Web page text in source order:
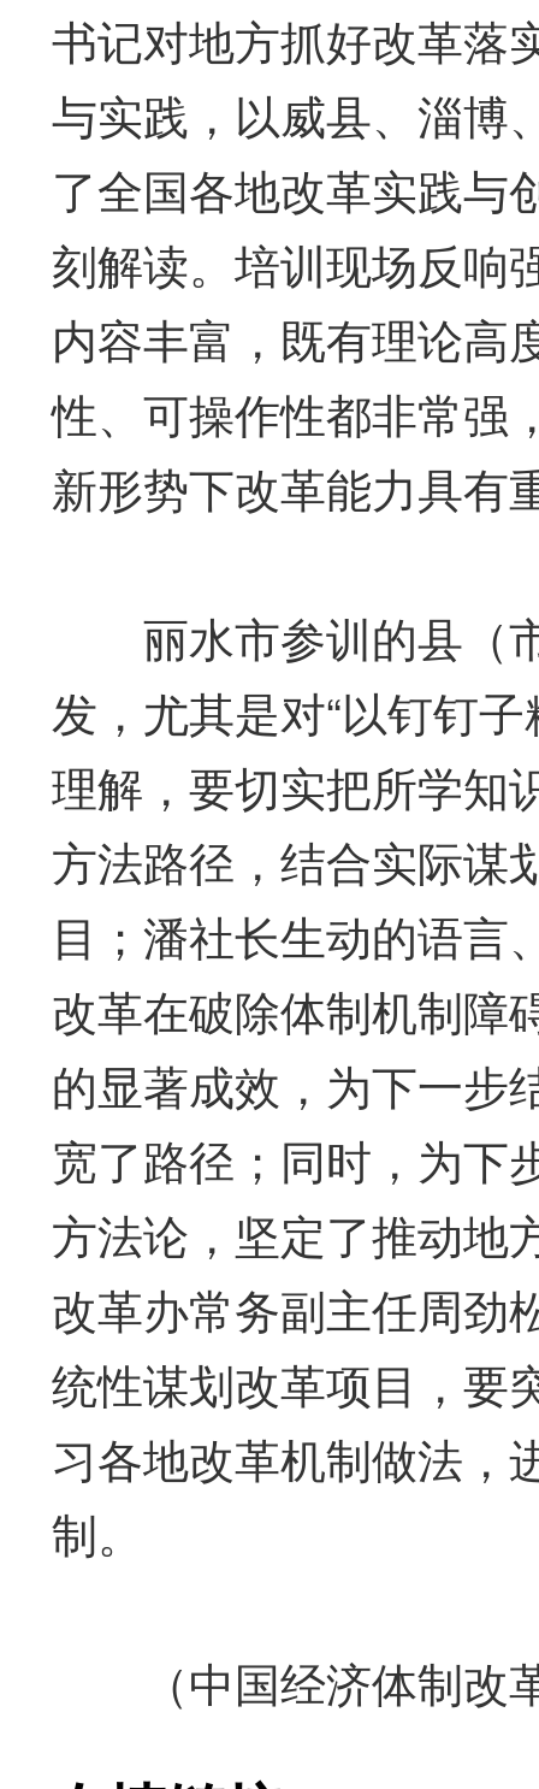
书记对地方抓好改革落
与实践，以威县、淄博
了全国各地改革实践与
刻解读。培训现场反响
内容丰富，既有理论高
性、可操作性都非常强
新形势下改革能力具有
丽水市参训的县（
发，尤其是对“以钉钉
理解，要切实把所学知
方法路径，结合实际谋
目；潘社长生动的语言
改革在破除体制机制障
的显著成效，为下一步
宽了路径；同时，为下
方法论，坚定了推动地
改革办常务副主任周劲
统性谋划改革项目，要
习各地改革机制做法，
制。
（中国经济体制改